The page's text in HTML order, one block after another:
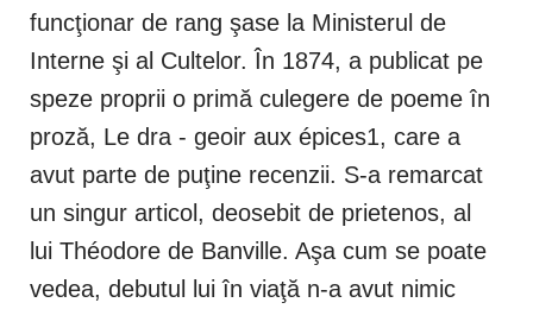
funcţionar de rang şase la Ministerul de
Interne şi al Cultelor. În 1874, a publicat pe
speze proprii o primă culegere de poeme în
proză, Le dra - geoir aux épices1, care a
avut parte de puţine recenzii. S-a remarcat
un singur articol, deosebit de prietenos, al
lui Théodore de Banville. Aşa cum se poate
vedea, debutul lui în viaţă n-a avut nimic